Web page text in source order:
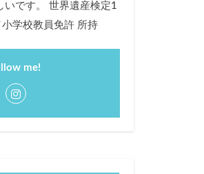
いです。 世界遺産検定1
学校教員免許 所持
me!